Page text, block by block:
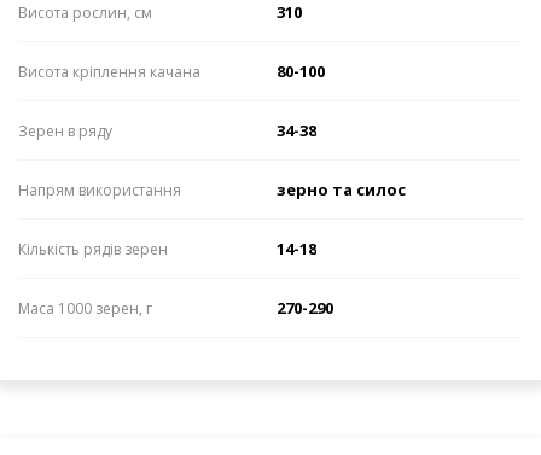
Висота рослин, см 310
Висота кріплення качана 80-100
Зерен в ряду 34-38
Напрям використання зерно та силос
Кількість рядів зерен 14-18
Маса 1000 зерен, г 270-290